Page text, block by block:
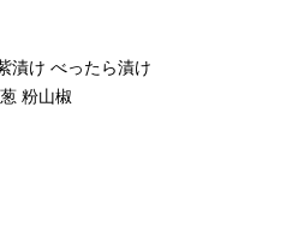
漬け べったら漬け
粉山椒